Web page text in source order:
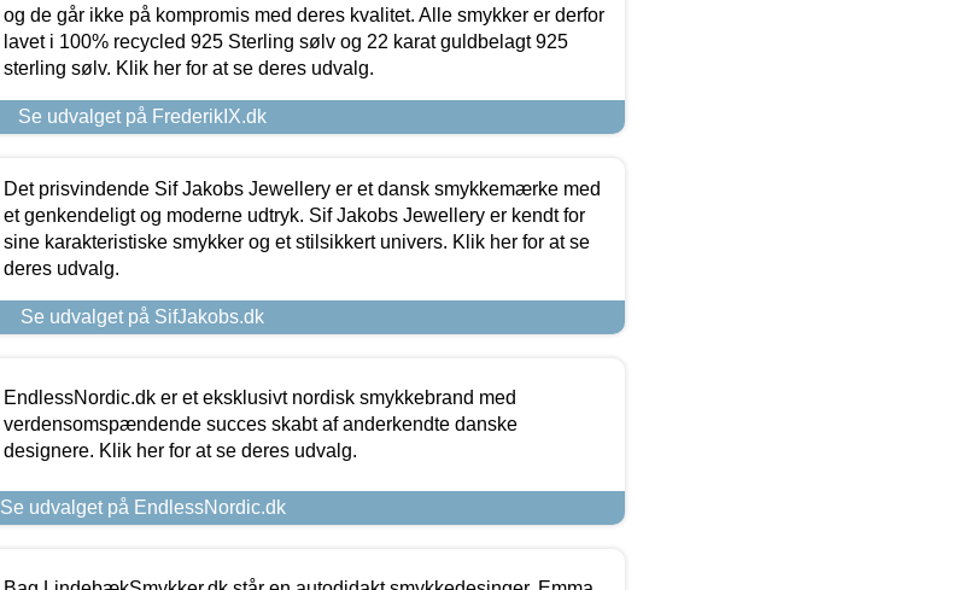
og de går ikke på kompromis med deres kvalitet. Alle smykker er derfor
lavet i 100% recycled 925 Sterling sølv og 22 karat guldbelagt 925
sterling sølv. Klik her for at se deres udvalg.
Se udvalget på FrederikIX.dk
Det prisvindende Sif Jakobs Jewellery er et dansk smykkemærke med
et genkendeligt og moderne udtryk. Sif Jakobs Jewellery er kendt for
sine karakteristiske smykker og et stilsikkert univers. Klik her for at se
deres udvalg.
Se udvalget på SifJakobs.dk
EndlessNordic.dk er et eksklusivt nordisk smykkebrand med
verdensomspændende succes skabt af anderkendte danske
designere. Klik her for at se deres udvalg.
Se udvalget på EndlessNordic.dk